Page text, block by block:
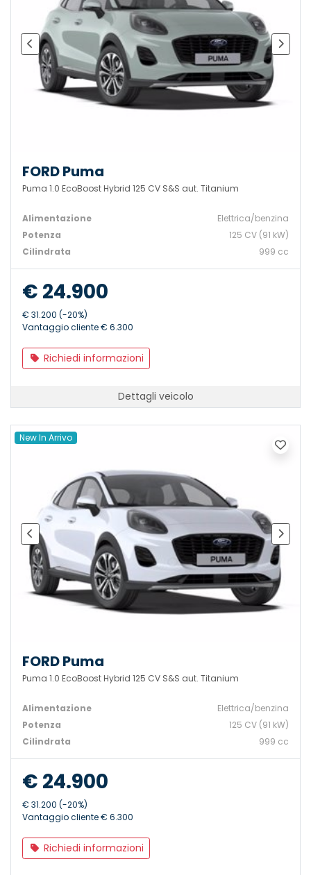
FORD Puma
Puma 1.0 EcoBoost Hybrid 125 CV S&S aut. Titanium
Alimentazione
Elettrica/benzina
Potenza
125 CV (91 kW)
Cilindrata
999 cc
€ 24.900
€ 31.200 (-20%)
Vantaggio cliente € 6.300
Richiedi informazioni
Dettagli veicolo
New In Arrivo
FORD Puma
Puma 1.0 EcoBoost Hybrid 125 CV S&S aut. Titanium
Alimentazione
Elettrica/benzina
Potenza
125 CV (91 kW)
Cilindrata
999 cc
€ 24.900
€ 31.200 (-20%)
Vantaggio cliente € 6.300
Richiedi informazioni